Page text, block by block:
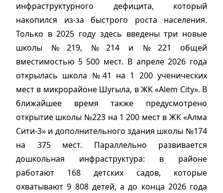
инфраструктурного дефицита, который
накопился из-за быстрого роста населения.
Только в 2025 году здесь введены три новые
школы №219, №214 и №221 общей
вместимостью 5 500 мест. В апреле 2026 года
открылась школа №41 на 1 200 ученических
мест в микрорайоне Шугыла, в ЖК «Alem City». В
ближайшее время также предусмотрено
открытие школы №223 на 1 200 мест в ЖК «Алма
Сити-3» и дополнительного здания школы №174
на 375 мест. Параллельно развивается
дошкольная инфраструктура: в районе
работают 168 детских садов, которые
охватывают 9 808 детей, а до конца 2026 года